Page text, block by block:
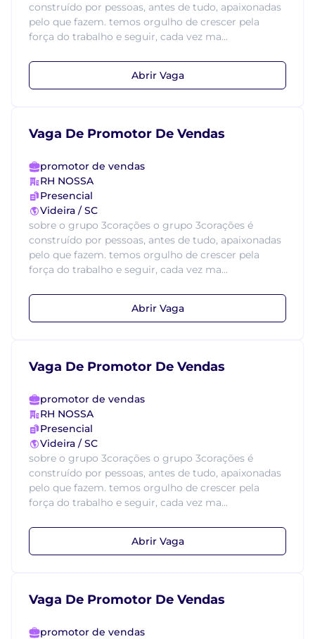
construído por pessoas, antes de tudo, apaixonadas
pelo que fazem. temos orgulho de crescer pela
força do trabalho e seguir, cada vez ma...
Abrir Vaga
Vaga De Promotor De Vendas
promotor de vendas
RH NOSSA
Presencial
Videira / SC
sobre o grupo 3corações o grupo 3corações é
construído por pessoas, antes de tudo, apaixonadas
pelo que fazem. temos orgulho de crescer pela
força do trabalho e seguir, cada vez ma...
Abrir Vaga
Vaga De Promotor De Vendas
promotor de vendas
RH NOSSA
Presencial
Videira / SC
sobre o grupo 3corações o grupo 3corações é
construído por pessoas, antes de tudo, apaixonadas
pelo que fazem. temos orgulho de crescer pela
força do trabalho e seguir, cada vez ma...
Abrir Vaga
Vaga De Promotor De Vendas
promotor de vendas